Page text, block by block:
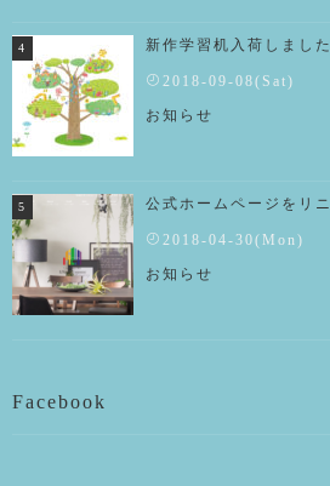
新作学習机入荷しまし
2018-09-08(Sat)
お知らせ
公式ホームページをリ
2018-04-30(Mon)
お知らせ
Facebook